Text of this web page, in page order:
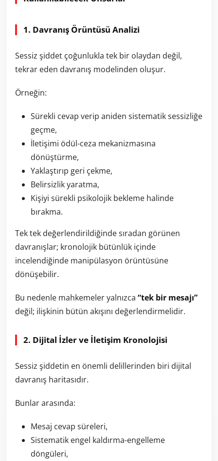
1. Davranış Örüntüsü Analizi
Sessiz şiddet çoğunlukla tek bir olaydan değil,
tekrar eden davranış modelinden oluşur.
Örneğin:
Sürekli cevap verip aniden sistematik sessizliğe
geçme,
İletişimi ödül-ceza mekanizmasına
dönüştürme,
Yaklaştırıp geri çekme,
Belirsizlik yaratma,
Kişiyi sürekli psikolojik bekleme halinde
bırakma.
Tek tek değerlendirildiğinde sıradan görünen
davranışlar; kronolojik bütünlük içinde
incelendiğinde manipülasyon örüntüsüne
dönüşebilir.
Bu nedenle mahkemeler yalnızca “tek bir mesajı”
değil; ilişkinin bütün akışını değerlendirmelidir.
2. Dijital İzler ve İletişim Kronolojisi
Sessiz şiddetin en önemli delillerinden biri dijital
davranış haritasıdır.
Bunlar arasında:
Mesaj cevap süreleri,
Sistematik engel kaldırma-engelleme
döngüleri,